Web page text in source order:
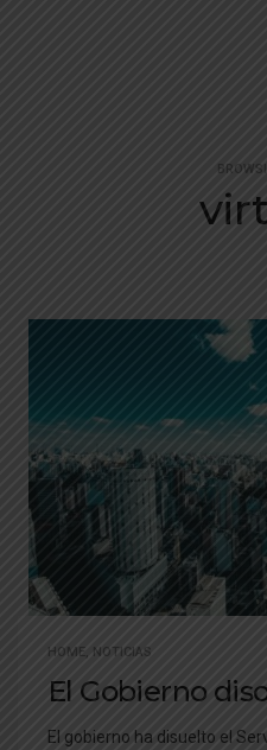
HOME, NOTICIAS
El Gobierno
El gobierno ha disuelto el